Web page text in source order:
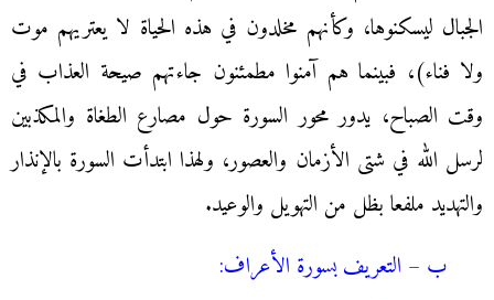
الجبال ليسكنوها، وكأنهم مخلدون في هذه الحياة لا يعتريهم موت
ولا فناء)، فبينما هم آمنوا مطمئنون جاءتهم صيحة العذاب في
وقت الصباح، يدور محور السورة حول مصارع الطغاة والمكذبين
لرسل الله في شتى الأزمان والعصور، ولهذا ابتدأت السورة بالإنذار
والتهديد ملفعا بظل من التهويل والوعيد.
ب – التعريف بسورة الأعراف: